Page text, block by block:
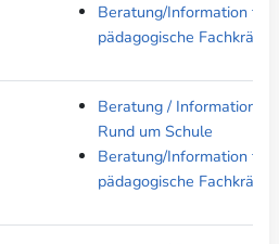
Beratung/Information für
pädagogische Fachkräfte
Beratung / Informationen
Rund um Schule
Beratung/Information für
pädagogische Fachkräfte